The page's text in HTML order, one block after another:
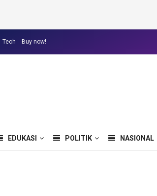
Tech Buy now!
EDUKASI POLITIK NASIONAL